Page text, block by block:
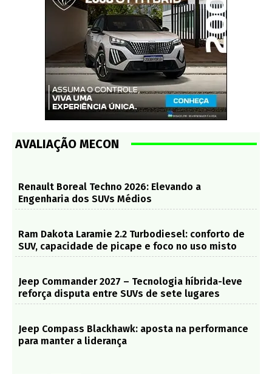
AVALIAÇÃO MECON
Renault Boreal Techno 2026: Elevando a
Engenharia dos SUVs Médios
Ram Dakota Laramie 2.2 Turbodiesel: conforto de
SUV, capacidade de picape e foco no uso misto
Jeep Commander 2027 – Tecnologia híbrida-leve
reforça disputa entre SUVs de sete lugares
Jeep Compass Blackhawk: aposta na performance
para manter a liderança